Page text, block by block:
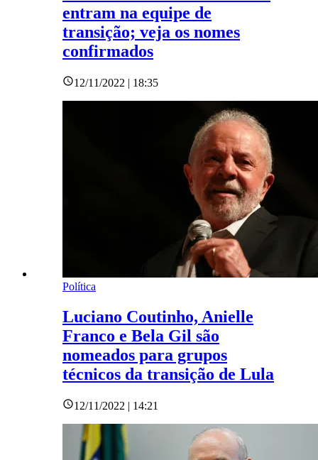
entram na equipe de
transição; veja os nomes
confirmados
12/11/2022 | 18:35
Política
Luciano Coutinho, Anielle
Franco e Bela Gil são
nomeados para grupos
técnicos da transição de Lula
12/11/2022 | 14:21